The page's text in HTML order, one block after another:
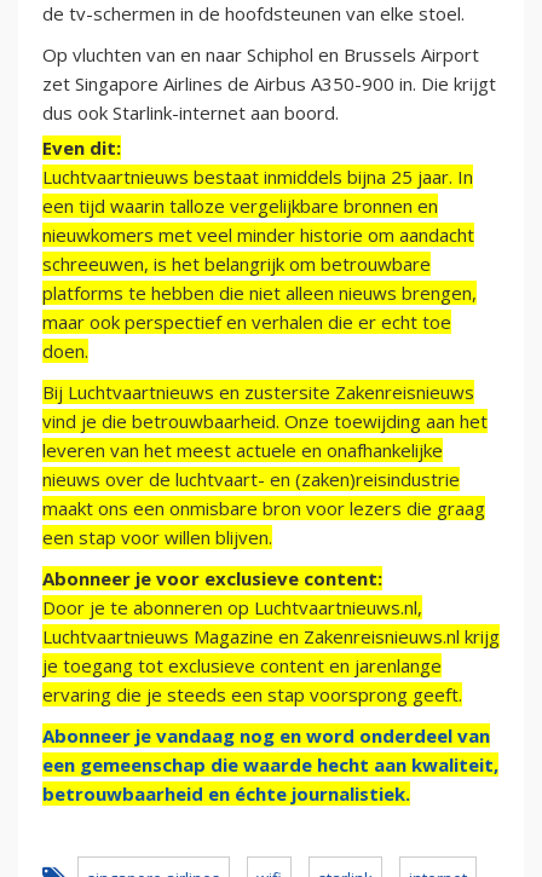
de tv-schermen in de hoofdsteunen van elke stoel.
Op vluchten van en naar Schiphol en Brussels Airport
zet Singapore Airlines de Airbus A350-900 in. Die krijgt
dus ook Starlink-internet aan boord.
Even dit:
Luchtvaartnieuws bestaat inmiddels bijna 25 jaar. In
een tijd waarin talloze vergelijkbare bronnen en
nieuwkomers met veel minder historie om aandacht
schreeuwen, is het belangrijk om betrouwbare
platforms te hebben die niet alleen nieuws brengen,
maar ook perspectief en verhalen die er echt toe
doen.
Bij Luchtvaartnieuws en zustersite Zakenreisnieuws
vind je die betrouwbaarheid. Onze toewijding aan het
leveren van het meest actuele en onafhankelijke
nieuws over de luchtvaart- en (zaken)reisindustrie
maakt ons een onmisbare bron voor lezers die graag
een stap voor willen blijven.
Abonneer je voor exclusieve content:
Door je te abonneren op Luchtvaartnieuws.nl,
Luchtvaartnieuws Magazine en Zakenreisnieuws.nl krijg
je toegang tot exclusieve content en jarenlange
ervaring die je steeds een stap voorsprong geeft.
Abonneer je vandaag nog en word onderdeel van
een gemeenschap die waarde hecht aan kwaliteit,
betrouwbaarheid en échte journalistiek.